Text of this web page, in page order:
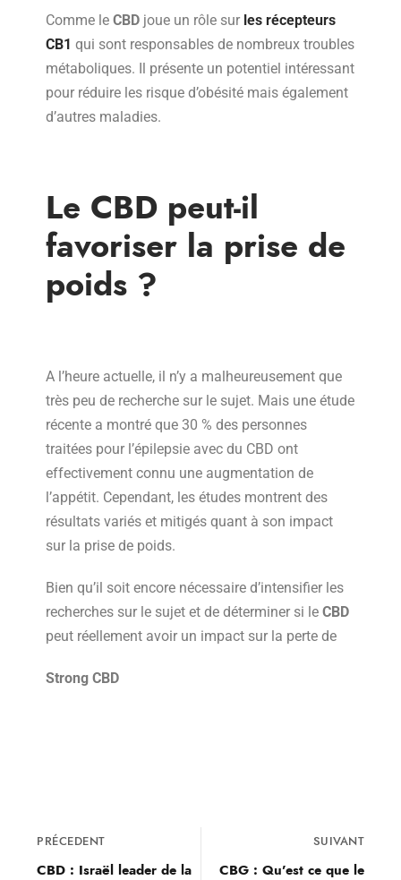
Comme le CBD joue un rôle sur les récepteurs
CB1 qui sont responsables de nombreux troubles
métaboliques. Il présente un potentiel intéressant
pour réduire les risque d’obésité mais également
d’autres maladies.
Le CBD peut-il
favoriser la prise de
poids ?
A l’heure actuelle, il n’y a malheureusement que
très peu de recherche sur le sujet. Mais une étude
récente a montré que 30 % des personnes
traitées pour l’épilepsie avec du CBD ont
effectivement connu une augmentation de
l’appétit. Cependant, les études montrent des
résultats variés et mitigés quant à son impact
sur la prise de poids.
Bien qu’il soit encore nécessaire d’intensifier les
recherches sur le sujet et de déterminer si le CBD
peut réellement avoir un impact sur la perte de
Strong CBD
PRÉCEDENT
CBD : Israël leader de la
SUIVANT
CBG : Qu’est ce que le